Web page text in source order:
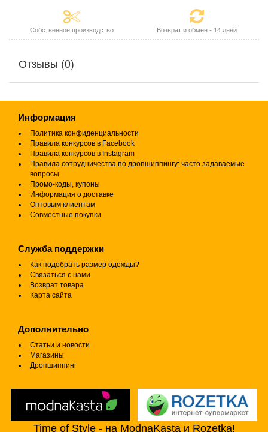
Собственное производство Возврат и обмен - 14 дней
Отзывы (0)
Информация
Политика конфиденциальности
Правила конкурсов в Facebook
Правила конкурсов в Instagram
Правила сотрудничества по дропшиппингу: часто задаваемые
вопросы
Промо-коды, купоны
Информация о доставке
Оптовым клиентам
Совместные покупки
Служба поддержки
Как подобрать размер одежды?
Связаться с нами
Возврат товара
Карта сайта
Дополнительно
Статьи и новости
Магазины
Дропшиппинг
Time of Style - на ModnaKasta и Rozetka!